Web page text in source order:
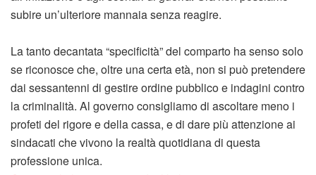
subire un’ulteriore mannaia senza reagire.
La tanto decantata “specificità” del comparto ha senso solo
se riconosce che, oltre una certa età, non si può pretendere
dai sessantenni di gestire ordine pubblico e indagini contro
la criminalità. Al governo consigliamo di ascoltare meno i
profeti del rigore e della cassa, e di dare più attenzione ai
sindacati che vivono la realtà quotidiana di questa
professione unica.